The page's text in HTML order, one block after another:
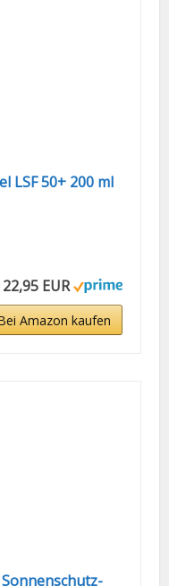
LSF 50+ 200 ml
22,95 EUR
Amazon kaufen